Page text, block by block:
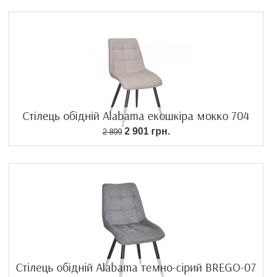
Стілець обідній Alabama екошкіра мокко 704
2 8992 901 грн.
Стілець обідній Alabama темно-сірий BREGO-07